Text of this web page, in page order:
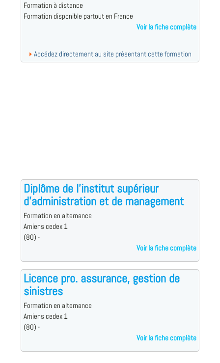
Formation à distance
Formation disponible partout en France
Voir la fiche complète
Accédez directement au site présentant cette formation
Diplôme de l'institut supérieur
d'administration et de management
Formation en alternance
Amiens cedex 1
(80) -
Voir la fiche complète
Licence pro. assurance, gestion de
sinistres
Formation en alternance
Amiens cedex 1
(80) -
Voir la fiche complète